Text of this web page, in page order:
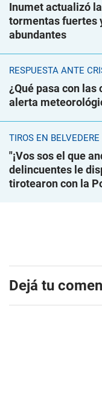
Inumet actualizó
tormentas fuertes
abundantes
RESPUESTA ANTE
¿Qué pasa con
alerta
TIROS EN BELVEDERE
"¡Vos sos el que
delincuentes le
tirotearon con la
Dejá tu